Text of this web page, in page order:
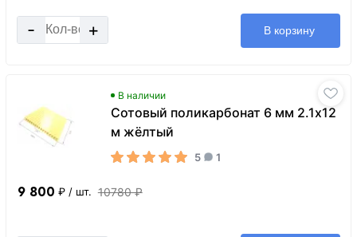
- + В корзину
В наличии
Сотовый поликарбонат 6 мм 2.1х12
м жёлтый
5 1
9 800 ₽ / шт. 10780 ₽